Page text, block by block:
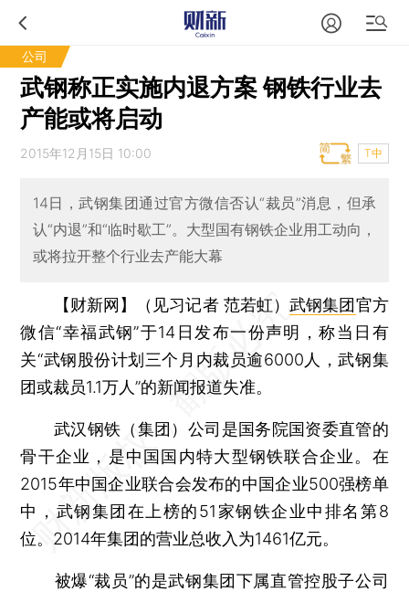
公司
武钢称正实施内退方案 钢铁行业去
产能或将启动
2015年12月15日 10:00 T中
14日，武钢集团通过官方微信否认“裁员”消息，但承
认“内退”和“临时歇工”。大型国有钢铁企业用工动向，
或将拉开整个行业去产能大幕
【财新网】（见习记者 范若虹）武钢集团官方
微信“幸福武钢”于14日发布一份声明，称当日有
关“武钢股份计划三个月内裁员逾6000人，武钢集
团或裁员1.1万人”的新闻报道失准。
武汉钢铁（集团）公司是国务院国资委直管的
骨干企业，是中国国内特大型钢铁联合企业。在
2015年中国企业联合会发布的中国企业500强榜单
中，武钢集团在上榜的51家钢铁企业中排名第8
位。2014年集团的营业总收入为1461亿元。
被爆“裁员”的是武钢集团下属直管控股子公司